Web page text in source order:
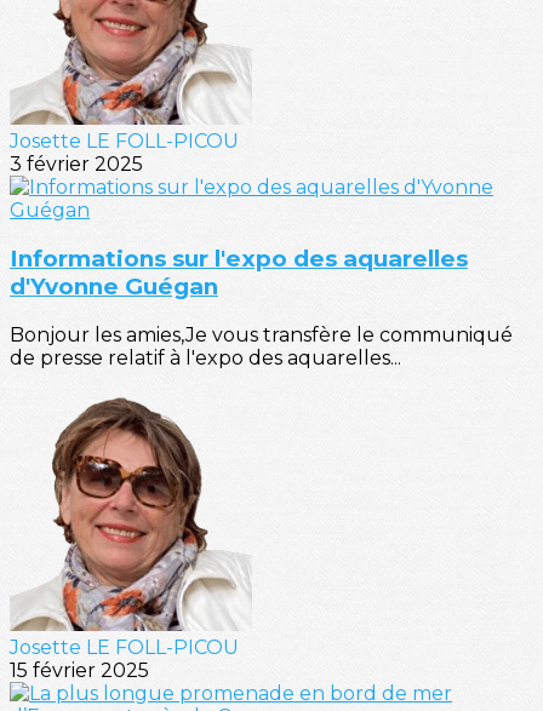
Josette LE FOLL-PICOU
3 février 2025
Informations sur l'expo des aquarelles
d'Yvonne Guégan
Bonjour les amies,Je vous transfère le communiqué
de presse relatif à l'expo des aquarelles...
Josette LE FOLL-PICOU
15 février 2025